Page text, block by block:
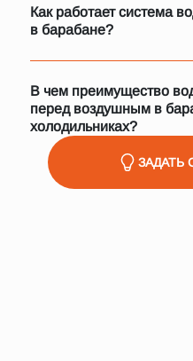
качественные стали
подготовленной (с
Как работает система
в барабане?
нагретого материала, а
замкнутому контуру с
исключает расход воды и
повторно.
В чем преимущество
перед воздушным в
холодильниках?
Водяное охлаждение
интенсивный и быстрый
важно при работе с
ЗАДАТЬ